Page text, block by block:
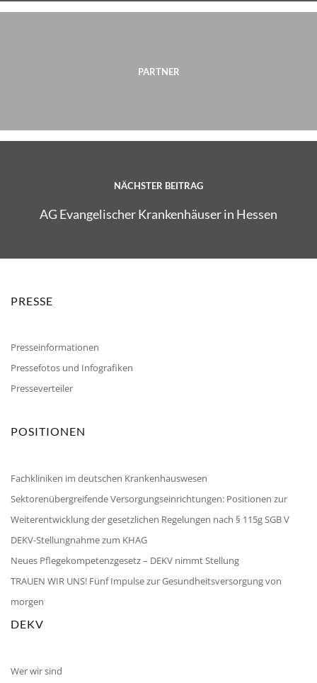
PARTNER
NÄCHSTER BEITRAG
AG Evangelischer Krankenhäuser in Hessen
PRESSE
Presseinformationen
Pressefotos und Infografiken
Presseverteiler
POSITIONEN
Fachkliniken im deutschen Krankenhauswesen
Sektorenübergreifende Versorgungseinrichtungen: Positionen zur
Weiterentwicklung der gesetzlichen Regelungen nach § 115g SGB V
DEKV-Stellungnahme zum KHAG
Neues Pflegekompetenzgesetz – DEKV nimmt Stellung
TRAUEN WIR UNS! Fünf Impulse zur Gesundheitsversorgung von
morgen
DEKV
Wer wir sind